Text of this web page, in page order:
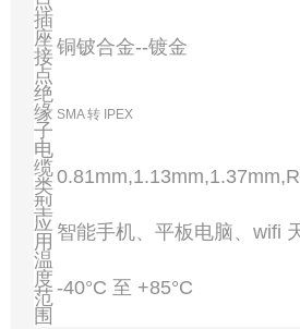
插
座
接
点
铜铍合金--镀金
绝
缘
子
SMA 转 IPEX
电
缆
类
型
应
用 智能手机、平板电脑、wifi
温
度
范
围
-40°C 至 +85°C